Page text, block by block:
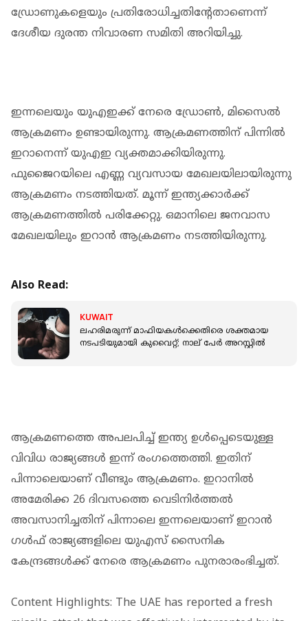
ഡ്രോണുകളെയും പ്രതിരോധിച്ചതിന്റേതാണെന്ന്
ദേശീയ ദുരന്ത നിവാരണ സമിതി അറിയിച്ചു.
ഇന്നലെയും യുഎഇക്ക് നേരെ ഡ്രോൺ, മിസൈൽ
ആക്രമണം ഉണ്ടായിരുന്നു. ആക്രമണത്തിന് പിന്നിൽ
ഇറാനെന്ന് യുഎഇ വ്യക്തമാക്കിയിരുന്നു.
ഫുജൈറയിലെ എണ്ണ വ്യവസായ മേഖലയിലായിരുന്നു
ആക്രമണം നടത്തിയത്. മൂന്ന് ഇന്ത്യക്കാര്‍ക്ക്
ആക്രമണത്തിൽ പരിക്കേറ്റു. ഒമാനിലെ ജനവാസ
മേഖലയിലും ഇറാന്‍ ആക്രമണം നടത്തിയിരുന്നു.
Also Read:
KUWAIT
ലഹരിമരുന്ന് മാഫിയകള്‍ക്കെതിരെ ശക്തമായ
നടപടിയുമായി കുവൈറ്റ്; നാല് പേർ അറസ്റ്റിൽ
ആക്രമണത്തെ അപലപിച്ച് ഇന്ത്യ ഉള്‍പ്പെടെയുള്ള
വിവിധ രാജ്യങ്ങള്‍ ഇന്ന് രംഗത്തെത്തി. ഇതിന്
പിന്നാലെയാണ് വീണ്ടും ആക്രമണം. ഇറാനിൽ
അമേരിക്ക 26 ദിവസത്തെ വെടിനിര്‍ത്തൽ
അവസാനിച്ചതിന് പിന്നാലെ ഇന്നലെയാണ് ഇറാന്‍ ​
ഗൾഫ് രാജ്യങ്ങളിലെ യുഎസ് സൈനിക
കേന്ദ്രങ്ങൾക്ക് നേരെ ആക്രമണം പുനരാരംഭിച്ചത്.
Content Highlights: The UAE has reported a fresh